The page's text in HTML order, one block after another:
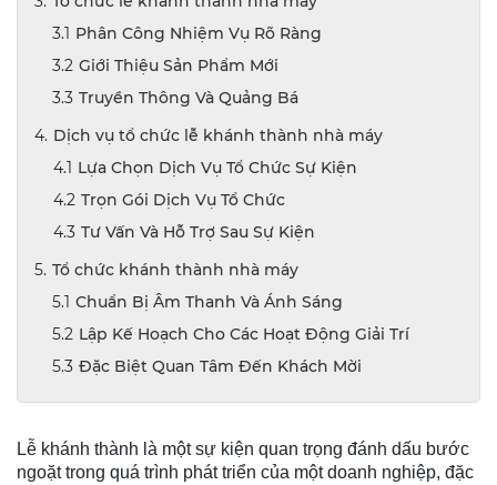
Phân Công Nhiệm Vụ Rõ Ràng
Giới Thiệu Sản Phẩm Mới
Truyền Thông Và Quảng Bá
Dịch vụ tổ chức lễ khánh thành nhà máy
Lựa Chọn Dịch Vụ Tổ Chức Sự Kiện
Trọn Gói Dịch Vụ Tổ Chức
Tư Vấn Và Hỗ Trợ Sau Sự Kiện
Tổ chức khánh thành nhà máy
Chuẩn Bị Âm Thanh Và Ánh Sáng
Lập Kế Hoạch Cho Các Hoạt Động Giải Trí
Đặc Biệt Quan Tâm Đến Khách Mời
Lễ khánh thành là một sự kiện quan trọng đánh dấu bước
ngoặt trong quá trình phát triển của một doanh nghiệp, đặc